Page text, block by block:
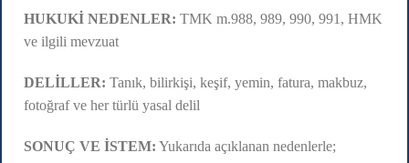
HUKUKİ NEDENLER: TMK m.988, 989, 990, 991, HMK
ve ilgili mevzuat
DELİLLER: Tanık, bilirkişi, keşif, yemin, fatura, makbuz,
fotoğraf ve her türlü yasal delil
SONUÇ VE İSTEM: Yukarıda açıklanan nedenlerle;